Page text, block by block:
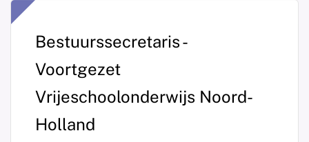
Bestuurssecretaris -
Voortgezet
Vrijeschoolonderwijs Noord-
Holland